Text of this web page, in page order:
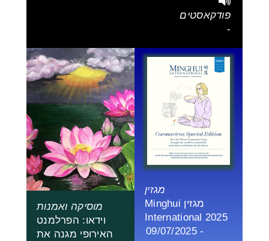
פודקאסטים
-
מגזין
מגזין Minghui
International 2025
- 09/07/2025
מוסיקה ואמנות
וידאו: הפרלמנט
האירופי מגנה את